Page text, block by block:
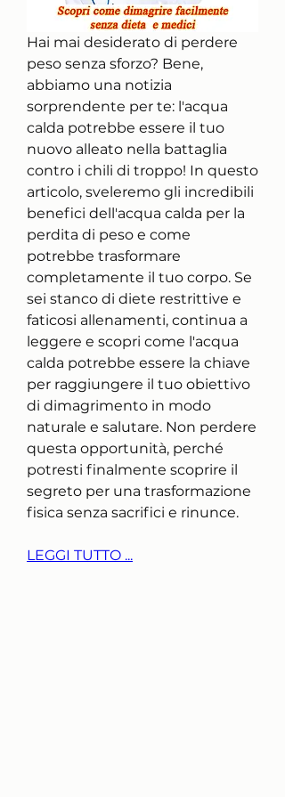
Hai mai desiderato di perdere
peso senza sforzo? Bene,
abbiamo una notizia
sorprendente per te: l'acqua
calda potrebbe essere il tuo
nuovo alleato nella battaglia
contro i chili di troppo! In questo
articolo, sveleremo gli incredibili
benefici dell'acqua calda per la
perdita di peso e come
potrebbe trasformare
completamente il tuo corpo. Se
sei stanco di diete restrittive e
faticosi allenamenti, continua a
leggere e scopri come l'acqua
calda potrebbe essere la chiave
per raggiungere il tuo obiettivo
di dimagrimento in modo
naturale e salutare. Non perdere
questa opportunità, perché
potresti finalmente scoprire il
segreto per una trasformazione
fisica senza sacrifici e rinunce.
LEGGI TUTTO ...